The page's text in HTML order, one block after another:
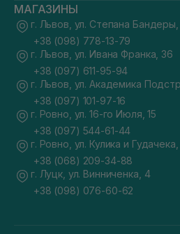
МАГАЗИНЫ
г. Львов, ул. Степана
+38 (098) 778-13-79
г. Львов, ул. Ивана Франка, 36
+38 (097) 611-95-94
г. Львов, ул. Академика
+38 (097) 101-97-16
г. Ровно, ул. 16-го Июля, 15
+38 (097) 544-61-44
г. Ровно, ул. Кулика и
+38 (068) 209-34-88
г. Луцк, ул. Винниченка, 4
+38 (098) 076-60-62